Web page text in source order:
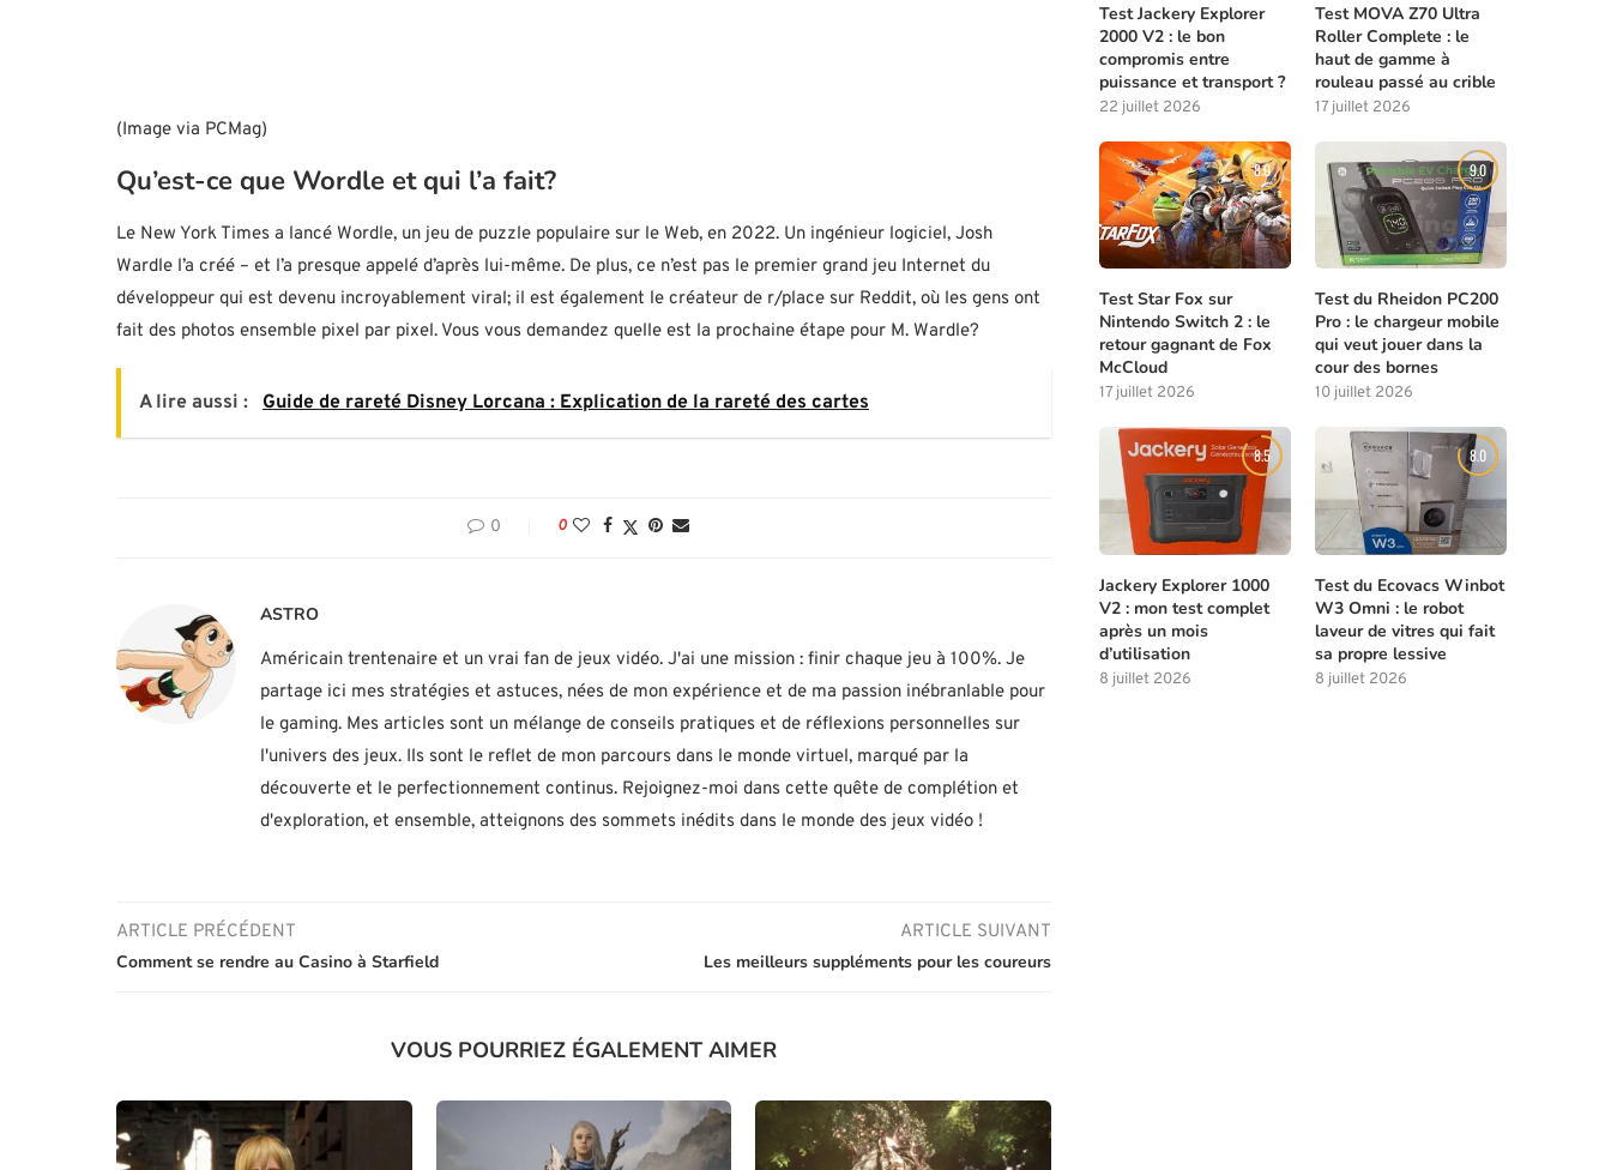
(Image via PCMag)
Qu’est-ce que Wordle et qui l’a fait?
Le New York Times a lancé Wordle, un jeu de puzzle populaire sur le Web, en 2022. Un ingénieur logiciel, Josh
Wardle l’a créé – et l’a presque appelé d’après lui-même. De plus, ce n’est pas le premier grand jeu Internet du
développeur qui est devenu incroyablement viral; il est également le créateur de r/place sur Reddit, où les gens ont
fait des photos ensemble pixel par pixel. Vous vous demandez quelle est la prochaine étape pour M. Wardle?
A lire aussi : Guide de rareté Disney Lorcana : Explication de la rareté des cartes
0 0
ASTRO
Américain trentenaire et un vrai fan de jeux vidéo. J'ai une mission : finir chaque jeu à 100%. Je
partage ici mes stratégies et astuces, nées de mon expérience et de ma passion inébranlable pour
le gaming. Mes articles sont un mélange de conseils pratiques et de réflexions personnelles sur
l'univers des jeux. Ils sont le reflet de mon parcours dans le monde virtuel, marqué par la
découverte et le perfectionnement continus. Rejoignez-moi dans cette quête de complétion et
d'exploration, et ensemble, atteignons des sommets inédits dans le monde des jeux vidéo !
ARTICLE PRÉCÉDENT
Comment se rendre au Casino à Starfield
ARTICLE SUIVANT
Les meilleurs suppléments pour les coureurs
VOUS POURRIEZ ÉGALEMENT AIMER
Test Jackery Explorer
2000 V2 : le bon
compromis entre
puissance et transport ?
22 juillet 2026
Test MOVA Z70 Ultra
Roller Complete : le
haut de gamme à
rouleau passé au crible
17 juillet 2026
8.0
Test Star Fox sur
Nintendo Switch 2 : le
retour gagnant de Fox
McCloud
17 juillet 2026
9.0
Test du Rheidon PC200
Pro : le chargeur mobile
qui veut jouer dans la
cour des bornes
10 juillet 2026
8.5
Jackery Explorer 1000
V2 : mon test complet
après un mois
d’utilisation
8 juillet 2026
8.0
Test du Ecovacs Winbot
W3 Omni : le robot
laveur de vitres qui fait
sa propre lessive
8 juillet 2026